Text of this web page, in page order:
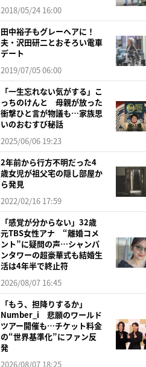
2018/05/24 16:00
田中裕子もグレーヘアに！
夫・沢田研二とおそろい電車
デート
2019/07/05 06:00
「一生忘れない気がする」こ
っちのけんと 母親が放った
衝撃ひと言が物議も…家族思
いのおむすび秘話
2025/06/06 19:23
2年前から行方不明だった4
歳女児が祖父宅の隠し部屋か
ら発見
2022/02/16 17:59
「感覚が分からない」32歳
元TBS女性アナ “離婚コメ
ント”に疑問の声…シャンパ
ンタワーの超豪華式も結婚生
活は4年半で終止符
2026/08/07 16:45
「もう、担降りするか」
Number_i 悲願のワールド
ツアー開催も…チケット料金
の“世界基準化”にファン反
発
2026/08/07 18:25